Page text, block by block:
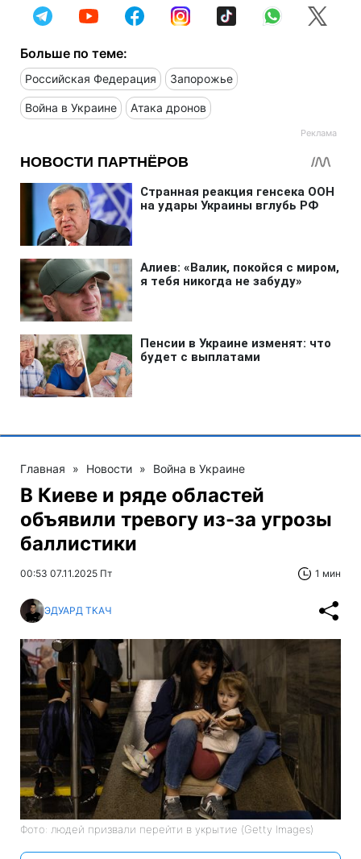
Больше по теме:
Российская Федерация Запорожье
Война в Украине Атака дронов
Главная » Новости » Война в Украине
В Киеве и ряде областей
объявили тревогу из-за угрозы
баллистики
00:53 07.11.2025 Пт 1 мин
ЭДУАРД ТКАЧ
Фото: людей призвали перейти в укрытие (Getty Images)